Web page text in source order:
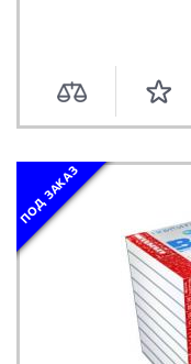
ПОД ЗАКАЗ